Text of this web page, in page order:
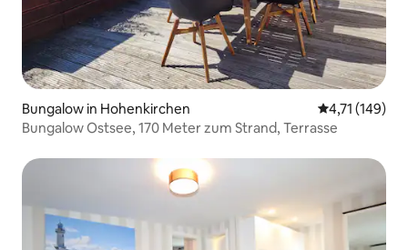
Bungalow in Hohenkirchen
4,71 (149)
Bungalow Ostsee, 170 Meter zum Strand, Terrasse